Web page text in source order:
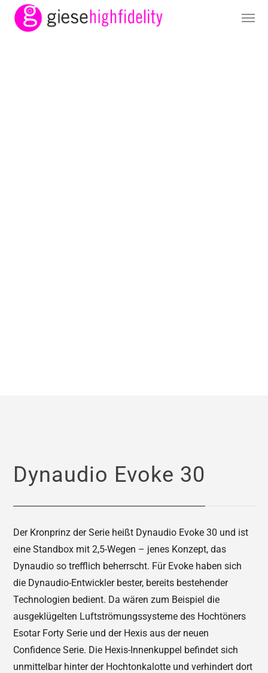
Dynaudio Evoke 30
Der Kronprinz der Serie heißt Dynaudio Evoke 30 und ist
eine Standbox mit 2,5-Wegen – jenes Konzept, das
Dynaudio so trefflich beherrscht. Für Evoke haben sich
die Dynaudio-Entwickler bester, bereits bestehender
Technologien bedient. Da wären zum Beispiel die
ausgeklügelten Luftströmungssysteme des Hochtöners
Esotar Forty Serie und der Hexis aus der neuen
Confidence Serie. Die Hexis-Innenkuppel befindet sich
unmittelbar hinter der Hochtonkalotte und verhindert dort